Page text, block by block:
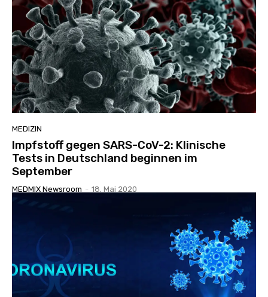
MEDIZIN
Impfstoff gegen SARS-CoV-2: Klinische
Tests in Deutschland beginnen im
September
MEDMIX Newsroom - 18. Mai 2020